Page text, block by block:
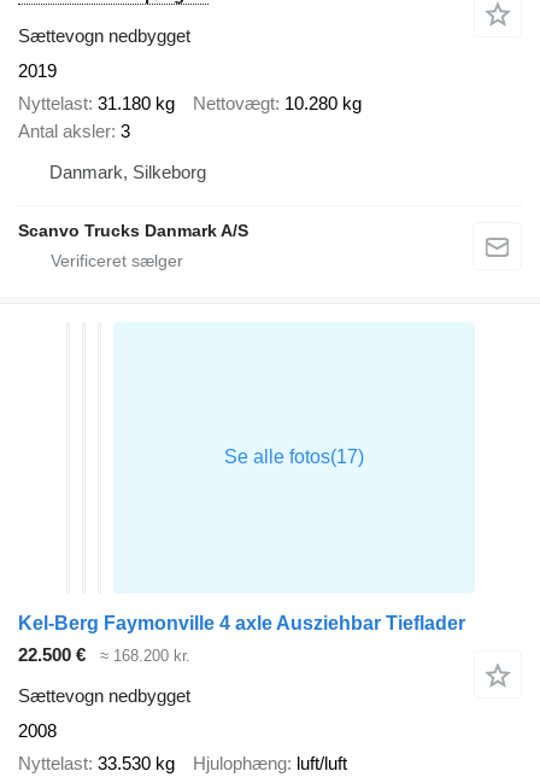
Sættevogn nedbygget
2019
Nyttelast 31.180 kg Nettovægt 10.280 kg
Antal aksler 3
Danmark, Silkeborg
Scanvo Trucks Danmark A/S
Kel-Berg Faymonville 4 axle Ausziehbar Tieflader
22.500 €
≈ 168.200 kr.
Sættevogn nedbygget
2008
Nyttelast 33.530 kg Hjulophæng luft/luft